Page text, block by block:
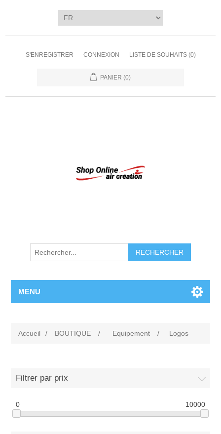
S'ENREGISTRER CONNEXION LISTE DE SOUHAITS (0)
PANIER (0)
RECHERCHER
MENU
Accueil / BOUTIQUE / Equipement / Logos
Filtrer par prix
0 10000